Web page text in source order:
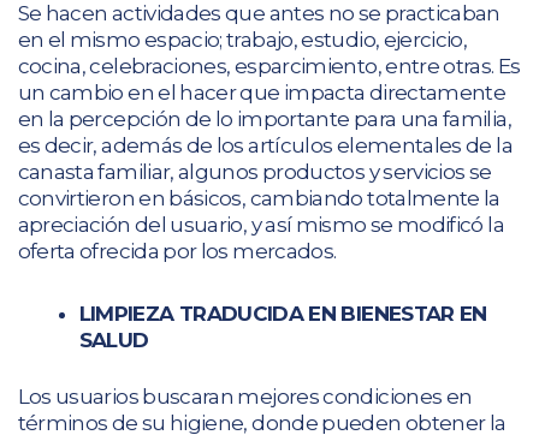
Se hacen actividades que antes no se practicaban
en el mismo espacio; trabajo, estudio, ejercicio,
cocina, celebraciones, esparcimiento, entre otras. Es
un cambio en el hacer que impacta directamente
en la percepción de lo importante para una familia,
es decir, además de los artículos elementales de la
canasta familiar, algunos productos y servicios se
convirtieron en básicos, cambiando totalmente la
apreciación del usuario, y así mismo se modificó la
oferta ofrecida por los mercados.
LIMPIEZA TRADUCIDA EN BIENESTAR EN
SALUD
Los usuarios buscaran mejores condiciones en
términos de su higiene, donde pueden obtener la